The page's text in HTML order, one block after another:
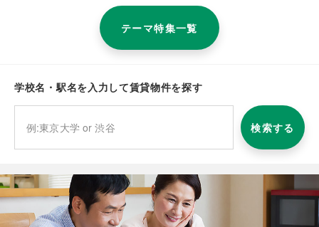
テーマ特集一覧
学校名・駅名を入力して賃貸物件を探す
検索する